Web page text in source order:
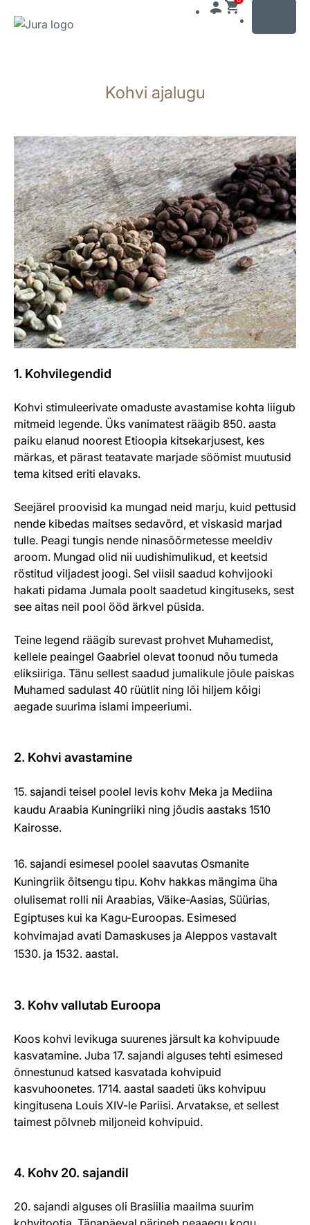
Kohvi ajalugu
1. Kohvilegendid
Kohvi stimuleerivate omaduste avastamise kohta liigub
mitmeid legende. Üks vanimatest räägib 850. aasta
paiku elanud noorest Etioopia kitsekarjusest, kes
märkas, et pärast teatavate marjade söömist muutusid
tema kitsed eriti elavaks.
Seejärel proovisid ka mungad neid marju, kuid pettusid
nende kibedas maitses sedavõrd, et viskasid marjad
tulle. Peagi tungis nende ninasõõrmetesse meeldiv
aroom. Mungad olid nii uudishimulikud, et keetsid
röstitud viljadest joogi. Sel viisil saadud kohvijooki
hakati pidama Jumala poolt saadetud kingituseks, sest
see aitas neil pool ööd ärkvel püsida.
Teine legend räägib surevast prohvet Muhamedist,
kellele peaingel Gaabriel olevat toonud nõu tumeda
eliksiiriga. Tänu sellest saadud jumalikule jõule paiskas
Muhamed sadulast 40 rüütlit ning lõi hiljem kõigi
aegade suurima islami impeeriumi.
2. Kohvi avastamine
15. sajandi teisel poolel levis kohv Meka ja Mediina
kaudu Araabia Kuningriiki ning jõudis aastaks 1510
Kairosse.
16. sajandi esimesel poolel saavutas Osmanite
Kuningriik õitsengu tipu. Kohv hakkas mängima üha
olulisemat rolli nii Araabias, Väike-Aasias, Süürias,
Egiptuses kui ka Kagu-Euroopas. Esimesed
kohvimajad avati Damaskuses ja Aleppos vastavalt
1530. ja 1532. aastal.
3. Kohv vallutab Euroopa
Koos kohvi levikuga suurenes järsult ka kohvipuude
kasvatamine. Juba 17. sajandi alguses tehti esimesed
õnnestunud katsed kasvatada kohvipuid
kasvuhoonetes. 1714. aastal saadeti üks kohvipuu
kingitusena Louis XIV-le Pariisi. Arvatakse, et sellest
taimest põlvneb miljoneid kohvipuid.
4. Kohv 20. sajandil
20. sajandi alguses oli Brasiilia maailma suurim